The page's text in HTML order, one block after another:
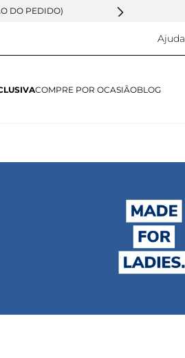
DO PEDIDO)
Ajuda
COMPRE POR OCASIÃOBLOG